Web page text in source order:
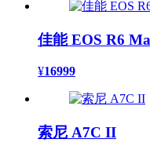
佳能 EOS R6
¥16999
索尼 A7C II